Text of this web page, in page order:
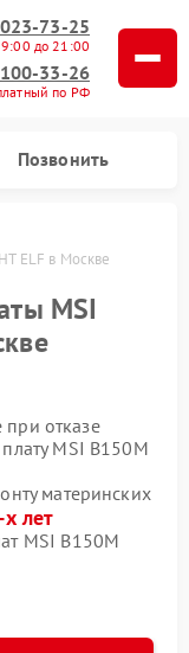
73-25
9:00 до 21:00
33-26
по РФ
Позвонить
ELF в Москве
MSI
при отказе
MSI B150M
материнских
лет
MSI B150M